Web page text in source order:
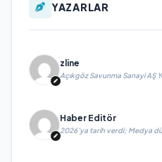
YAZARLAR
zline
Açıkgöz Savunma Sanayi AŞ
Haber Editör
2026’ya tarih verdi; Medya